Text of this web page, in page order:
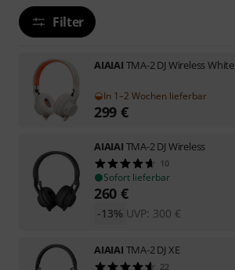
Filter
AIAIAI TMA-2 DJ Wireless White
In 1–2 Wochen lieferbar
299 €
AIAIAI TMA-2 DJ Wireless
10
Sofort lieferbar
260 €
UVP: 300 €
-13%
AIAIAI TMA-2 DJ XE
22